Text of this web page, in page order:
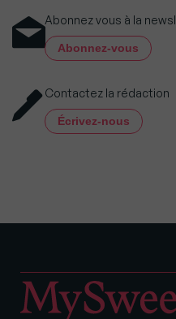
Abonnez vous à la
Abonnez-vous
Contactez la rédaction
Écrivez-nous